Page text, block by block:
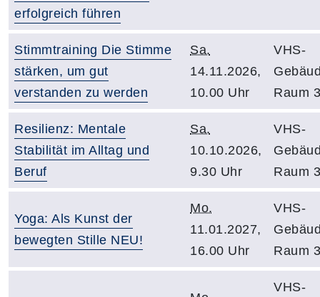
erfolgreich führen
Stimmtraining Die Stimme
stärken, um gut
verstanden zu werden
Sa.
14.11.2026,
10.00 Uhr
VHS-
Raum
Resilienz: Mentale
Stabilität im Alltag und
Beruf
Sa.
10.10.2026,
9.30 Uhr
VHS-
Raum
Yoga: Als Kunst der
bewegten Stille NEU!
Mo.
11.01.2027,
16.00 Uhr
VHS-
Raum
VHS-